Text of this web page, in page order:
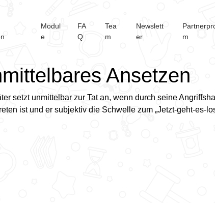
Modul
e
FA
Q
Tea
m
Newslett
er
m
Ansetzen
setzt unmittelbar zur Tat an, wenn durch seine
ist und er subjektiv die Schwelle zum „Jetzt-geht-es-